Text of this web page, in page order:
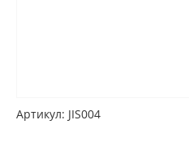
Артикул: JIS004